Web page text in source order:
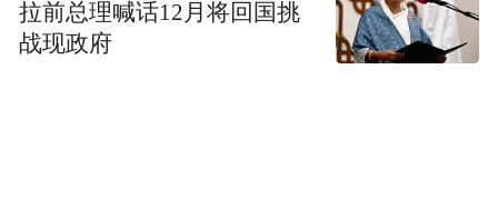
拉前总理喊话12月将回国挑
战现政府